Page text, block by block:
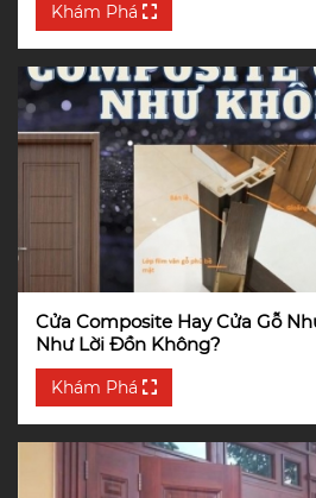
Khám Phá
Cửa Composite Hay Cửa Gỗ
Như Lời Đồn Không?
Khám Phá